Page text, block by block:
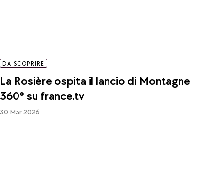
DA SCOPRIRE
La Rosière ospita il lancio di Montagne
360° su france.tv
30 Mar 2026